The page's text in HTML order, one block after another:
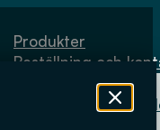
Produkter
Beställning och